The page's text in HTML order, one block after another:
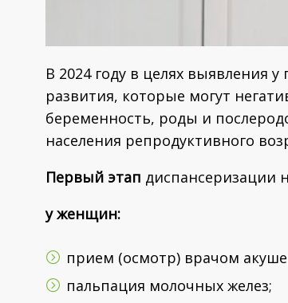
В 2024 году в целях выявления
развития, которые могут
беременность, роды и
населения репродуктивного
Первый этап диспансеризации
у женщин:
прием (осмотр) врачом
пальпация молочных желез;